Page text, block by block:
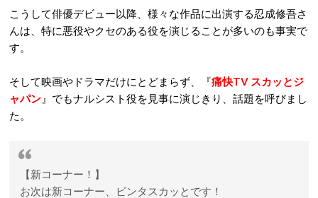
こうして俳優デビュー以降、様々な作品に出演する忍成修吾さ
んは、特に悪役やクセのある役を演じることが多いのも事実で
す。
そして映画やドラマだけにとどまらず、『痛快TV スカッとジ
ャパン 』でもナルシスト役を見事に演じきり、話題を呼びまし
た。
【新コーナー！】
お次は新コーナー、ビンタスカッとです！